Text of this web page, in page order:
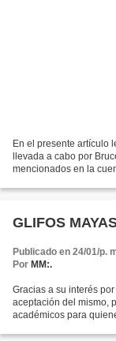
En el presente artículo
llevada a cabo por
mencionados en la
GLIFOS
Publicado en 24/01/p.
Por MM:.
Gracias a su interés
aceptación del mismo,
académicos para